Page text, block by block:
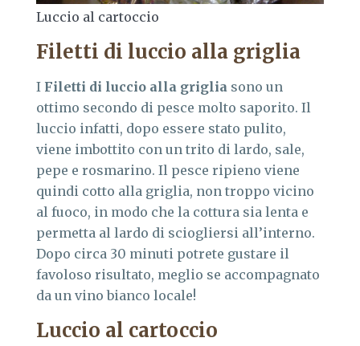
Luccio al cartoccio
Filetti di luccio alla griglia
I Filetti di luccio alla griglia sono un
ottimo secondo di pesce molto saporito. Il
luccio infatti, dopo essere stato pulito,
viene imbottito con un trito di lardo, sale,
pepe e rosmarino. Il pesce ripieno viene
quindi cotto alla griglia, non troppo vicino
al fuoco, in modo che la cottura sia lenta e
permetta al lardo di sciogliersi all’interno.
Dopo circa 30 minuti potrete gustare il
favoloso risultato, meglio se accompagnato
da un vino bianco locale!
Luccio al cartoccio